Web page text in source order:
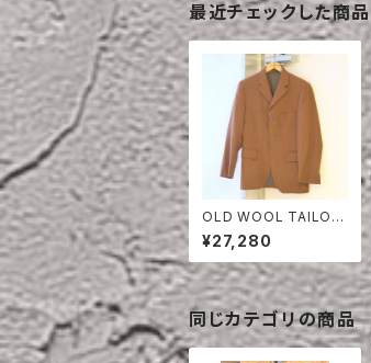
最近チェックした商品
OLD WOOL TAILOR
ED JACKET
¥27,280
同じカテゴリの商品